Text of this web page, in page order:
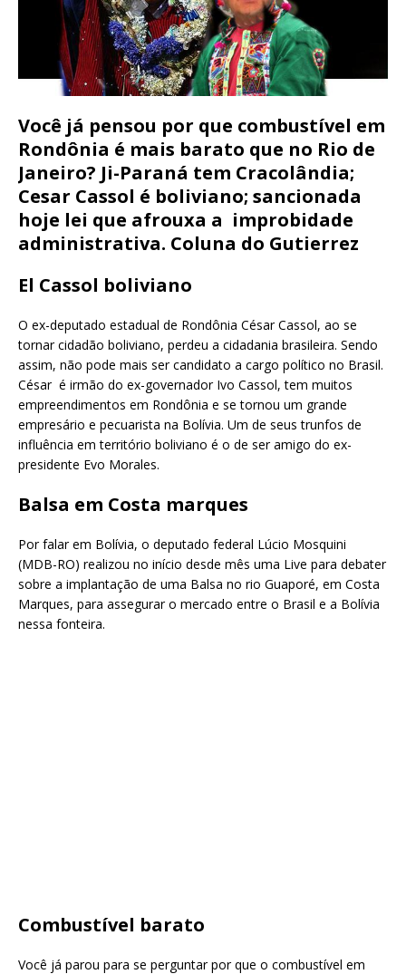
Você já pensou por que combustível em
Rondônia é mais barato que no Rio de
Janeiro? Ji-Paraná tem Cracolândia;
Cesar Cassol é boliviano; sancionada
hoje lei que afrouxa a improbidade
administrativa. Coluna do Gutierrez
El Cassol boliviano
O ex-deputado estadual de Rondônia César Cassol, ao se
tornar cidadão boliviano, perdeu a cidadania brasileira. Sendo
assim, não pode mais ser candidato a cargo político no Brasil.
César é irmão do ex-governador Ivo Cassol, tem muitos
empreendimentos em Rondônia e se tornou um grande
empresário e pecuarista na Bolívia. Um de seus trunfos de
influência em território boliviano é o de ser amigo do ex-
presidente Evo Morales.
Balsa em Costa marques
Por falar em Bolívia, o deputado federal Lúcio Mosquini
(MDB-RO) realizou no início desde mês uma Live para debater
sobre a implantação de uma Balsa no rio Guaporé, em Costa
Marques, para assegurar o mercado entre o Brasil e a Bolívia
nessa fonteira.
Combustível barato
Você já parou para se perguntar por que o combustível em